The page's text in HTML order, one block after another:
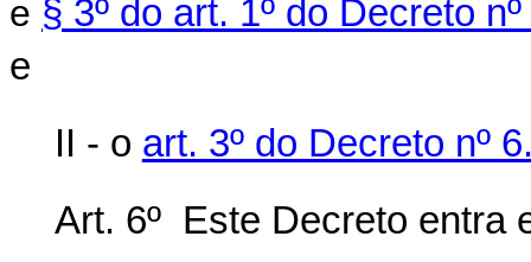
e § 3º do art. 1º do Decreto
e
II - o art. 3º do Decreto nº
Art. 6º Este Decreto entra